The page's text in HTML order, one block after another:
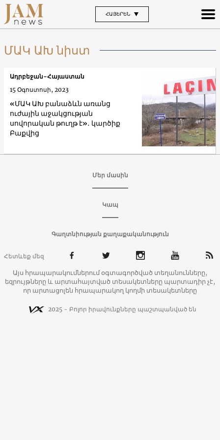
ՀԱՅԵՐԵՆ
ՄԱԿ ԱԽ նիստ
«ՄԱԿ ԱԽ բանաձևն առանց
ուժային աջակցության
սովորական թուղթ է»․ կարծիք
Բաքվից
Ադրբեջան-Հայաստան
15 Օգոստոսի, 2023
Մեր մասին
Կապ
Գաղտնիության քաղաքականություն
Հետևեք մեզ
Այս հրապարակումներում օգտագործված տեղանունները,
եզրույթները և արտահայտված տեսակետները պարտադիր չէ,
որ արտացոլեն հրապարակող կողմի տեսակետները
2025 - Բոլոր իրավունքները պաշտպանված են